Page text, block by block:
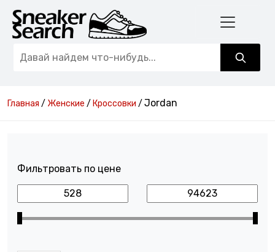
Главная / Женские / Кроссовки / Jordan
Фильтровать по цене